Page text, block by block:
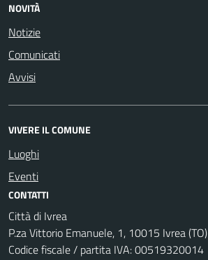
NOVITÀ
Notizie
Comunicati
Avvisi
VIVERE IL COMUNE
Luoghi
Eventi
CONTATTI
Città di Ivrea
P.za Vittorio Emanuele, 1, 10015 Ivrea (TO)
Codice fiscale / partita IVA: 00519320014